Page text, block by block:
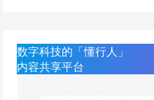
数字科技的「懂行人」
内容共享平台